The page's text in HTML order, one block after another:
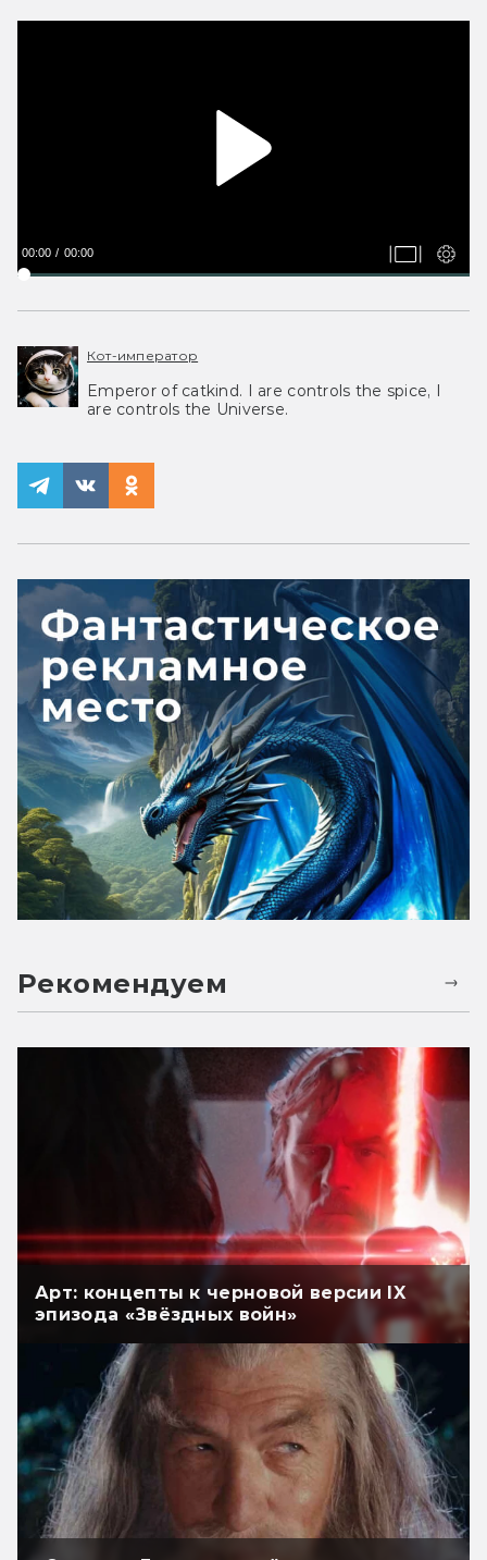
00:00 00:00
Кот-император
Emperor of catkind. I are controls the spice, I
are controls the Universe.
Рекомендуем
Арт: концепты к черновой версии IX
эпизода «Звёздных войн»